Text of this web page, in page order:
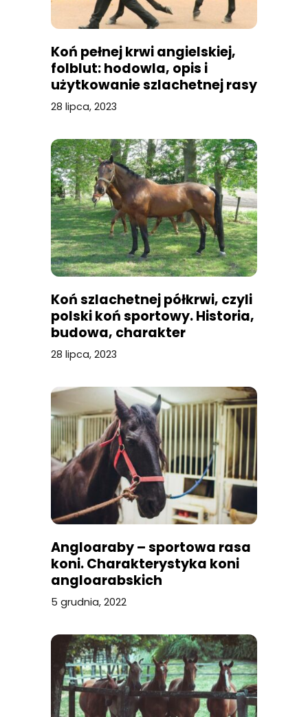
Koń pełnej krwi angielskiej,
folblut: hodowla, opis i
użytkowanie szlachetnej rasy
28 lipca, 2023
Koń szlachetnej półkrwi, czyli
polski koń sportowy. Historia,
budowa, charakter
28 lipca, 2023
Angloaraby – sportowa rasa
koni. Charakterystyka koni
angloarabskich
5 grudnia, 2022